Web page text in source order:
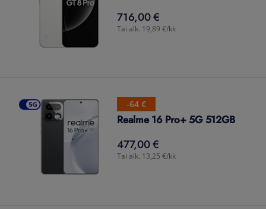
716,00 €
716,00€
Tai alk. 19,89 €/kk
-64 €
Realme 16 Pro+ 5G 512GB
477,00 €
477,00€
Tai alk. 13,25 €/kk